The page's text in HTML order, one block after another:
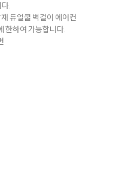
.
듀얼쿨 벽걸이 에어컨
하여 가능합니다.